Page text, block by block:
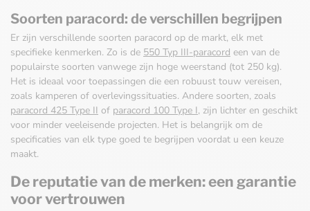
Soorten paracord: de verschillen begrijpen
Er zijn verschillende soorten paracord op de markt, elk met
specifieke kenmerken. Zo is de 550 Typ III-paracord een van de
populairste soorten vanwege zijn hoge weerstand (tot 250 kg).
Het is ideaal voor toepassingen die een robuust touw vereisen,
zoals kamperen of overlevingssituaties. Andere soorten, zoals
paracord 425 Type II of paracord 100 Type I, zijn lichter en geschikt
voor minder veeleisende projecten. Het is belangrijk om de
specificaties van elk type goed te begrijpen voordat u een keuze
maakt.
De reputatie van de merken: een garantie
voor vertrouwen